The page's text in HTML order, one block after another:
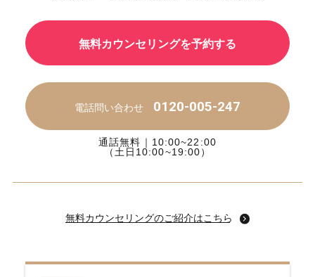
無料カウンセリングを予約する
電話問い合わせ 0120-005-247
通話無料｜10:00~22:00
（土日10:00~19:00）
無料カウンセリングのご紹介はこちら